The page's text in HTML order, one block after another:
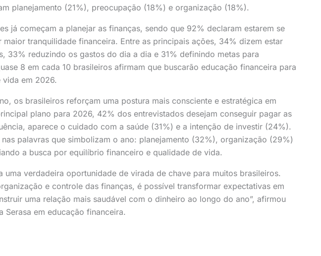
planejamento (21%), preocupação (18%) e organização (18%).
já começam a planejar as finanças, sendo que 92% declaram estarem se
maior tranquilidade financeira. Entre as principais ações, 34% dizem estar
33% reduzindo os gastos do dia a dia e 31% definindo metas para
8 em cada 10 brasileiros afirmam que buscarão educação financeira para
vida em 2026.
os brasileiros reforçam uma postura mais consciente e estratégica em
plano para 2026, 42% dos entrevistados desejam conseguir pagar as
aparece o cuidado com a saúde (31%) e a intenção de investir (24%).
palavras que simbolizam o ano: planejamento (32%), organização (29%)
a busca por equilíbrio financeiro e qualidade de vida.
uma verdadeira oportunidade de virada de chave para muitos brasileiros.
e controle das finanças, é possível transformar expectativas em
uma relação mais saudável com o dinheiro ao longo do ano”, afirmou
Serasa em educação financeira.